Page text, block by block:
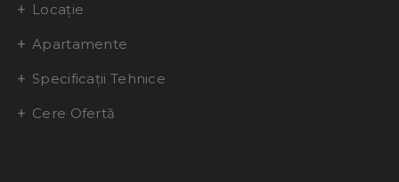
Locație
Apartamente
Specificații Tehnice
Cere Ofertă